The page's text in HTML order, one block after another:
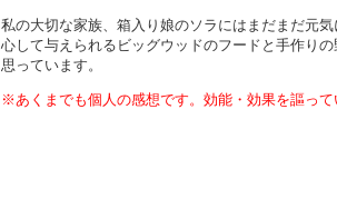
私の大切な家族、箱入り娘のソラにはまだまだ元
心して与えられるビッグウッドのフードと手作り
思っています。
※あくまでも個人の感想です。効能・効果を謳って